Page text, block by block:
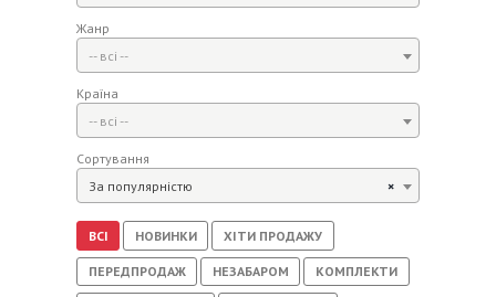
Жанр
-- всі --
Країна
-- всі --
Сортування
×
За популярністю
ВСІ НОВИНКИ ХІТИ ПРОДАЖУ
ПЕРЕДПРОДАЖ НЕЗАБАРОМ КОМПЛЕКТИ